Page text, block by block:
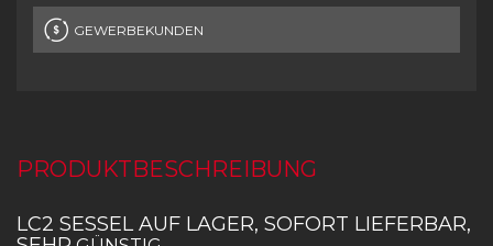
GEWERBEKUNDEN
PRODUKTBESCHREIBUNG
LC2 SESSEL AUF LAGER, SOFORT LIEFERBAR,